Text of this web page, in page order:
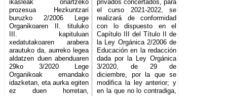
ikasleak onartzeko
prozesua Hezkuntzari
buruzko 2/2006 Lege
Organikoaren II. tituluko
III. kapituluan
xedatutakoaren arabera
arautuko da, aurreko legea
aldatzen duen abenduaren
29ko 3/2020 Lege
Organikoak emandako
idazketan, eta aurka egiten
ez duen horretan,
privados concertados, para
el curso 2021-2022, se
realizará de conformidad
con lo dispuesto en el
Capítulo III del Título II de
la Ley Orgánica 2/2006 de
Educación en la redacción
dada por la Ley Orgánica
3/2020, de 29 de
diciembre, por la que se
modifica la ley anterior; y
en la que no lo contradiga,